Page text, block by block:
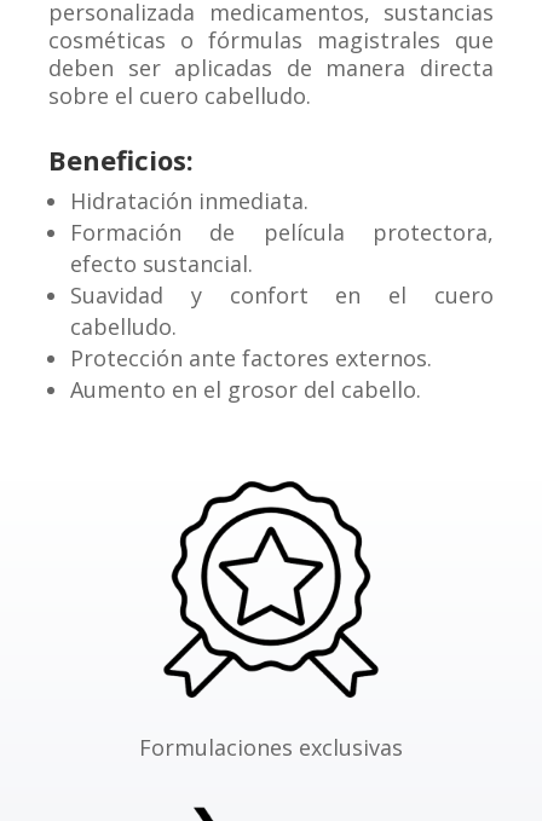
personalizada medicamentos, sustancias
cosméticas o fórmulas magistrales que
deben ser aplicadas de manera directa
sobre el cuero cabelludo.
Beneficios:
Hidratación inmediata.
Formación de película protectora,
efecto sustancial.
Suavidad y confort en el cuero
cabelludo.
Protección ante factores externos.
Aumento en el grosor del cabello.
Formulaciones exclusivas